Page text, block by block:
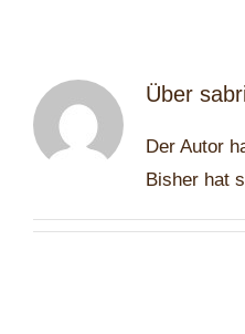
Über
Der Autor
Bisher hat